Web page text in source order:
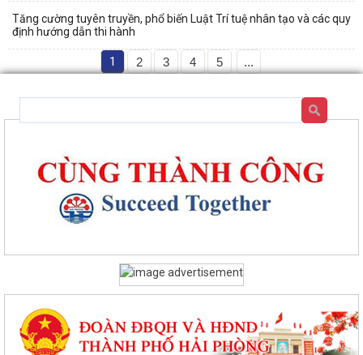
Tăng cường tuyên truyền, phổ biến Luật Trí tuệ nhân tạo và các quy
định hướng dẫn thi hành
1 2 3 4 5 ...